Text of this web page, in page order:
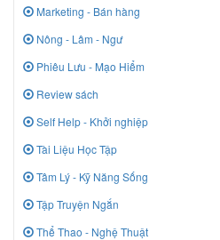
Marketing - Bán hàng
Nông - Lâm - Ngư
Phiêu Lưu - Mạo Hiểm
Review sách
Self Help - Khởi nghiệp
Tài Liệu Học Tập
Tâm Lý - Kỹ Năng Sống
Tập Truyện Ngắn
Thể Thao - Nghệ Thuật